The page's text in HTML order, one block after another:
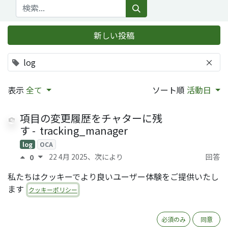
log ×
新しい投稿
表示 全て ソート順 活動日
項目の変更履歴をチャターに残
す - tracking_manager
log OCA
0 22 4月 2025、次により
回答
レコードの変更履歴を残す - auditlog
Tim Siu Lai 回答0
私たちはクッキーでより良いユーザー体験をご提供いたし
ます
クッキーポリシー
必須のみ 同意